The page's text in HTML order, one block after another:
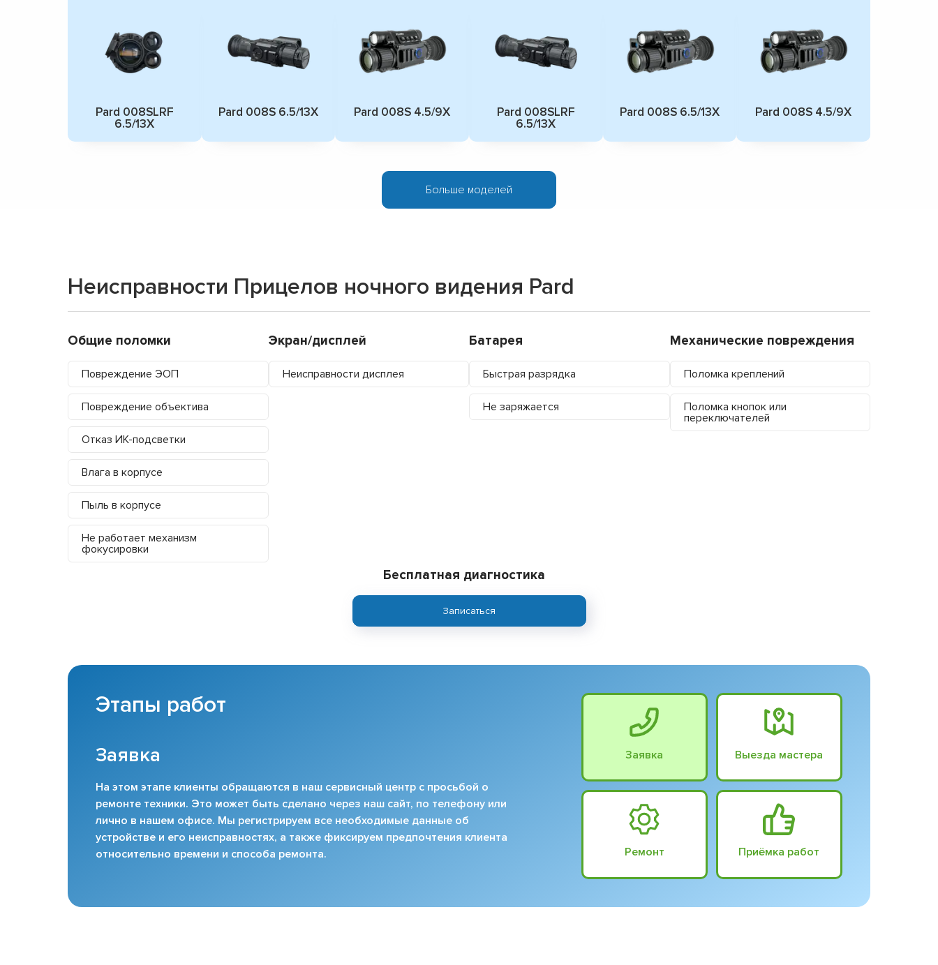
Pard 008SLRF
6.5/13X
Pard 008S 6.5/13X Pard 008S 4.5/9X
Pard 008SLRF
6.5/13X
Pard 008S 6.5/13X Pard 008S 4.5/9X
Больше моделей
Неисправности Прицелов ночного видения Pard
Общие поломки
Повреждение ЭОП
Повреждение объектива
Отказ ИК-подсветки
Влага в корпусе
Пыль в корпусе
Не работает механизм
фокусировки
Экран/дисплей
Неисправности дисплея
Батарея
Быстрая разрядка
Не заряжается
Механические повреждения
Поломка креплений
Поломка кнопок или
переключателей
Бесплатная диагностика
Записаться
Этапы работ
Заявка
На этом этапе клиенты обращаются в наш сервисный центр с просьбой о
ремонте техники. Это может быть сделано через наш сайт, по телефону или
лично в нашем офисе. Мы регистрируем все необходимые данные об
устройстве и его неисправностях, а также фиксируем предпочтения клиента
относительно времени и способа ремонта.
Заявка Выезда мастера
Ремонт Приёмка работ